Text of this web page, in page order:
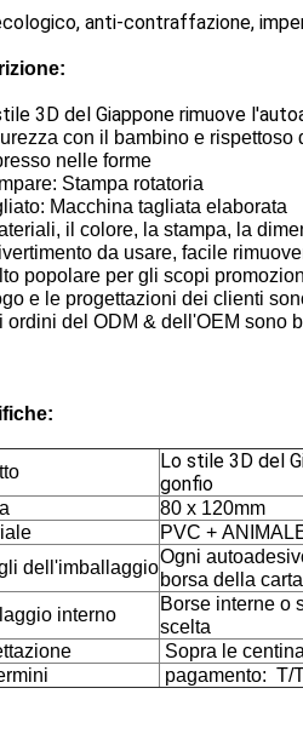
anti-contraffazione,
3D del Giappone rimuove
con il bambino e rispettoso
nelle forme
Stampa rotatoria
Macchina tagliata elaborata
il colore, la stampa, la
da usare, facile
popolare per gli scopi
e le progettazioni dei clienti
ordini del ODM & dell'OEM sono
Lo stile 3D del
gonfio
80 x 120mm
PVC +
dell'imballaggio
Ogni
borsa della
interno
Borse interne o
scelta
Sopra le
pagamento: T/